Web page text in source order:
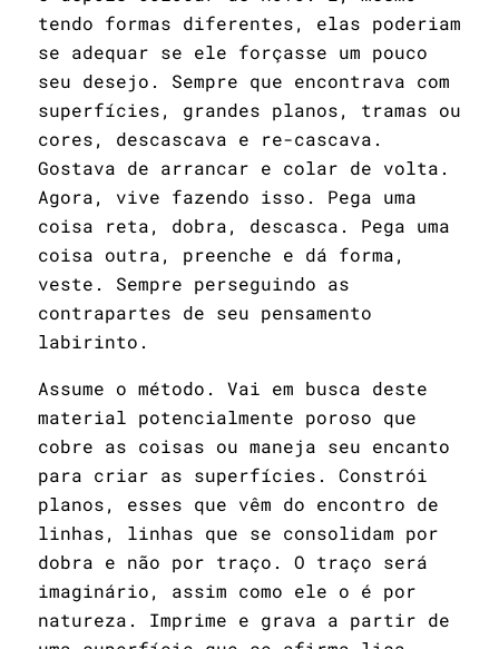
tendo formas diferentes, elas poderiam
se adequar se ele forçasse um pouco
seu desejo. Sempre que encontrava com
superfícies, grandes planos, tramas ou
cores, descascava e re-cascava.
Gostava de arrancar e colar de volta.
Agora, vive fazendo isso. Pega uma
coisa reta, dobra, descasca. Pega uma
coisa outra, preenche e dá forma,
veste. Sempre perseguindo as
contrapartes de seu pensamento
labirinto.
Assume o método. Vai em busca deste
material potencialmente poroso que
cobre as coisas ou maneja seu encanto
para criar as superfícies. Constrói
planos, esses que vêm do encontro de
linhas, linhas que se consolidam por
dobra e não por traço. O traço será
imaginário, assim como ele o é por
natureza. Imprime e grava a partir de